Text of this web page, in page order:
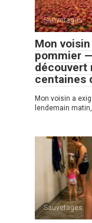
Sauvetages
Mon
pommier
découvert
centaines
Mon voisin a
lendemain
Sauvetages